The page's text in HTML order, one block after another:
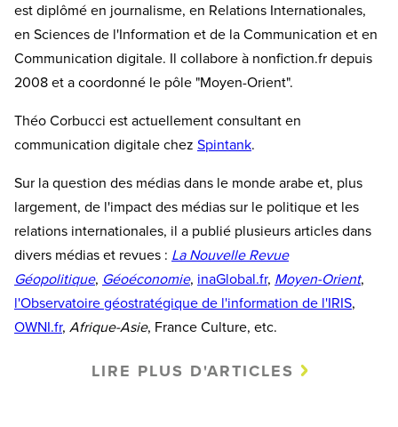
est diplômé en journalisme, en Relations Internationales,
en Sciences de l'Information et de la Communication et en
Communication digitale. Il collabore à nonfiction.fr depuis
2008 et a coordonné le pôle "Moyen-Orient".
Théo Corbucci est actuellement consultant en
communication digitale chez Spintank.
Sur la question des médias dans le monde arabe et, plus
largement, de l'impact des médias sur le politique et les
relations internationales, il a publié plusieurs articles dans
divers médias et revues : La Nouvelle Revue
Géopolitique, Géoéconomie, inaGlobal.fr, Moyen-Orient,
l'Observatoire géostratégique de l'information de l'IRIS,
OWNI.fr, Afrique-Asie, France Culture, etc.
LIRE PLUS D'ARTICLES